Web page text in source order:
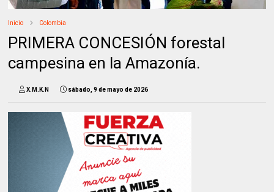
Inicio Colombia
PRIMERA CONCESIÓN forestal
campesina en la Amazonía.
X.M.K.N sábado, 9 de mayo de 2026